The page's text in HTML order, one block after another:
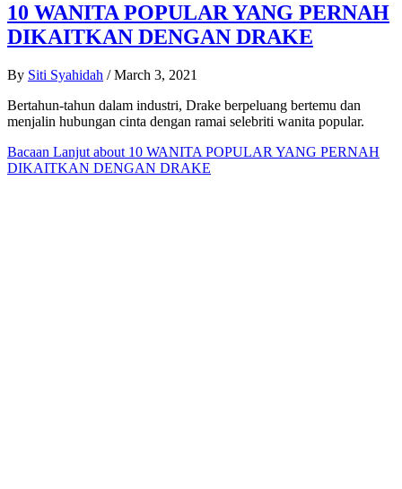
10 WANITA POPULAR YANG PERNAH
DIKAITKAN DENGAN DRAKE
By Siti Syahidah / March 3, 2021
Bertahun-tahun dalam industri, Drake berpeluang bertemu dan
menjalin hubungan cinta dengan ramai selebriti wanita popular.
Bacaan Lanjut about 10 WANITA POPULAR YANG PERNAH
DIKAITKAN DENGAN DRAKE